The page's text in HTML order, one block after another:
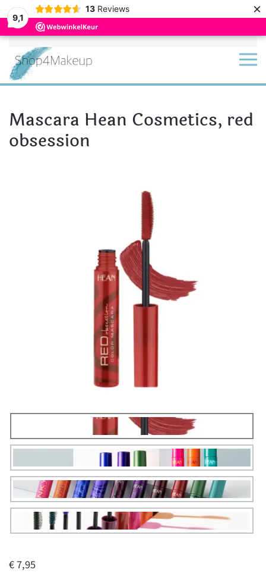
9,1
13 Reviews ×
Terug naar hoofdinhoud
Mascara Hean Cosmetics, red
obsession
€ 7,95